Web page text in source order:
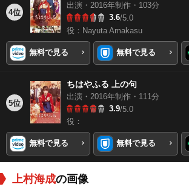
4位
出演・2016年制作・103分
3.6/5.0
役：Nayuta Amakasu
無料で見る 無料で見る
5位
ちはやふる 上の句
出演・2016年制作・111分
3.9/5.0
役：
無料で見る 無料で見る
上村海成の画像